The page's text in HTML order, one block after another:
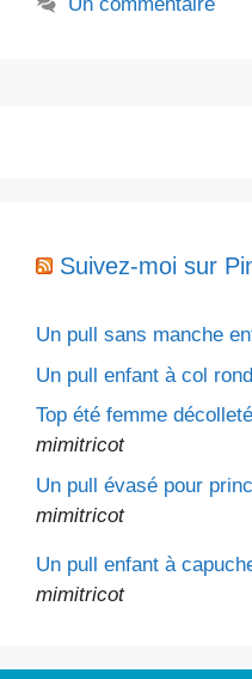
Suivez-moi sur
Un pull sans manche
Un pull enfant à col rond
Top été femme
mimitricot
Un pull évasé pour
mimitricot
Un pull enfant à
mimitricot